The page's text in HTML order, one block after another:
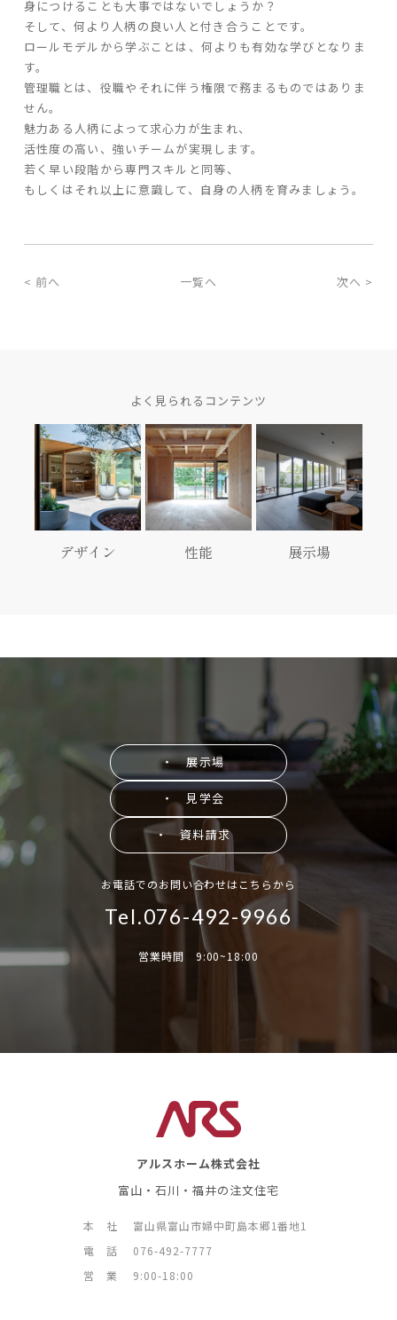
身につけることも大事ではないでしょうか？
そして、何より人柄の良い人と付き合うことです。
ロールモデルから学ぶことは、何よりも有効な学びとなりま
す。
管理職とは、役職やそれに伴う権限で務まるものではありま
せん。
魅力ある人柄によって求心力が生まれ、
活性度の高い、強いチームが実現します。
若く早い段階から専門スキルと同等、
もしくはそれ以上に意識して、自身の人柄を育みましょう。
< 前へ 一覧へ 次へ >
よく見られるコンテンツ
デザイン 性能 展示場
・ 展示場
・ 見学会
・ 資料請求
お電話でのお問い合わせはこちらから
Tel.076-492-9966
営業時間 9:00~18:00
アルスホーム株式会社
富山・石川・福井の注文住宅
本 社
富山県富山市婦中町島本郷1番地1
電 話
076-492-7777
営 業
9:00-18:00